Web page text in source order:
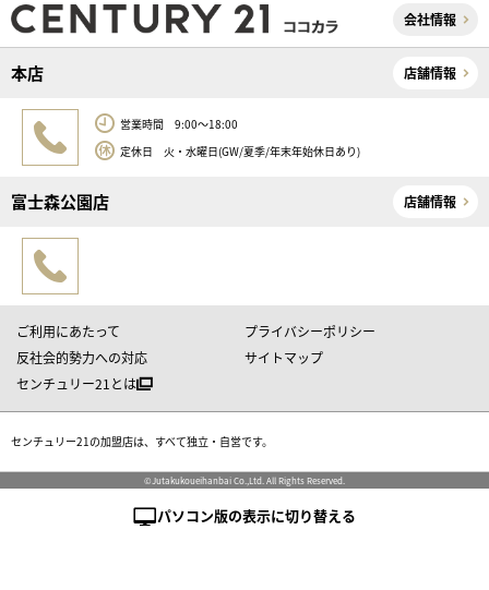
会社情報
本店 店舗情報
営業時間 9:00～18:00
定休日 火・水曜日(GW/夏季/年末年始休日あり)
富士森公園店 店舗情報
ご利用にあたって
プライバシーポリシー
反社会的勢力への対応
サイトマップ
センチュリー21とは
センチュリー21の加盟店は、すべて独立・自営です。
©Jutakukoueihanbai Co.,Ltd. All Rights Reserved.
パソコン版の表示に切り替える